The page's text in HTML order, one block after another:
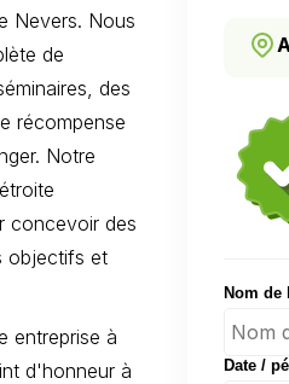
Nevers. Nous
de
des
récompense
Notre
concevoir des
objectifs et
entreprise à
d'honneur à
Nom de
Date /